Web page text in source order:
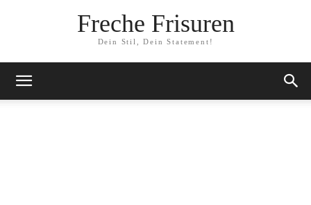
Freche Frisuren
Dein Stil, Dein Statement!